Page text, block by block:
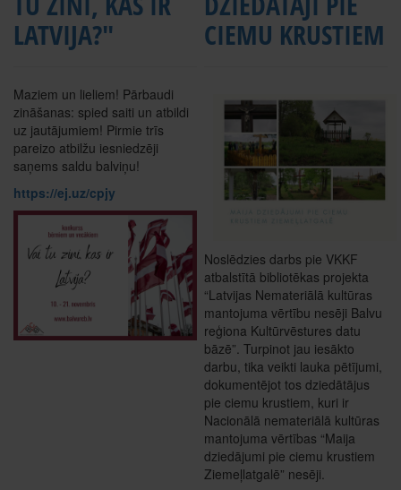
LATVIJA?"
Maziem un lieliem! Pārbaudi
zināšanas: spied saiti un atbildi
uz jautājumiem! Pirmie trīs
pareizo atbilžu iesniedzēji
saņems saldu balviņu!
https://ej.uz/cpjy
CIEMU KRUSTIEM
Noslēdzies darbs pie VKKF
atbalstītā bibliotēkas projekta
“Latvijas Nemateriālā kultūras
mantojuma vērtību nesēji Balvu
reģiona Kultūrvēstures datu
bāzē”. Turpinot jau iesākto
darbu, tika veikti lauka pētījumi,
dokumentējot tos dziedātājus
pie ciemu krustiem, kuri ir
Nacionālā nemateriālā kultūras
mantojuma vērtības “Maija
dziedājumi pie ciemu krustiem
Ziemeļlatgalē” nesēji.